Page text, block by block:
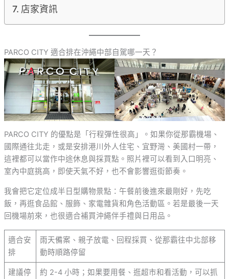
店家資訊
PARCO CITY 適合排在沖繩中部自駕哪一天？
PARCO CITY 的優點是「行程彈性很高」。如果你從那霸機場、
國際通往北走，或是安排港川外人住宅、宜野灣、美國村一帶，
這裡都可以當作中途休息與採買點。照片裡可以看到入口明亮、
室內中庭挑高，即使天氣不好，也不會影響逛街節奏。
我會把它定位成半日型購物景點：午餐前後進來最剛好，先吃
飯，再逛食品館、服飾、家電雜貨和角色活動區。若是最後一天
回機場前來，也很適合補買沖繩伴手禮與日用品。
適合安
排
雨天備案、親子放電、回程採買、從那霸往中北部移
動時順路停留
建議停
約 2-4 小時；如果要用餐、逛超市和看活動，可以抓